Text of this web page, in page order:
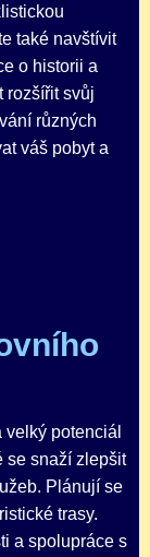
také navštívit
o historii a
rozšířit svůj
různých
váš pobyt a
velký potenciál
se snaží zlepšit
Plánují se
trasy.
a spolupráce s